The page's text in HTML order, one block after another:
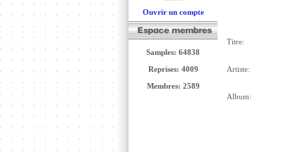
Ouvrir un compte
Samples: 64838
Reprises: 4009
Membres: 2589
Titre:
Artiste:
Album: